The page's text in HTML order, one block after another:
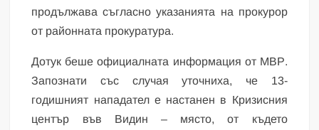
продължава съгласно указанията на прокурор
от районната прокуратура.
Дотук беше официалната информация от МВР.
Запознати със случая уточниха, че 13-
годишният нападател е настанен в Кризисния
център във Видин – място, от където